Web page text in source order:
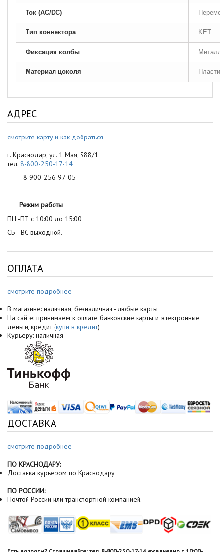
Ток (AC/DC)
Тип коннектора KET
Фиксация колбы
Материал цоколя
АДРЕС
смотрите карту и как добраться
г. Краснодар, ул. 1 Мая, 388/1
тел. 8-800-250-17-14
8-900-256-97-05
Режим работы
ПН -ПТ с 10:00 до 15:00
СБ - ВС выходной.
ОПЛАТА
смотрите подробнее
В магазине: наличная, безналичная - любые карты
На сайте: принимаем к оплате банковские карты и электронные
деньги, кредит (купи в кредит)
Курьеру: наличная
ДОСТАВКА
смотрите подробнее
ПО КРАСНОДАРУ:
Доставка курьером по Краснодару
ПО РОССИИ:
Почтой России или транспортной компанией.